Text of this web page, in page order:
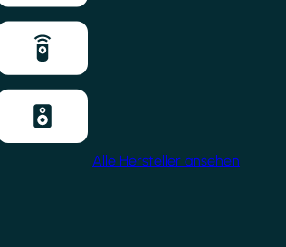
Alle Hersteller ansehen